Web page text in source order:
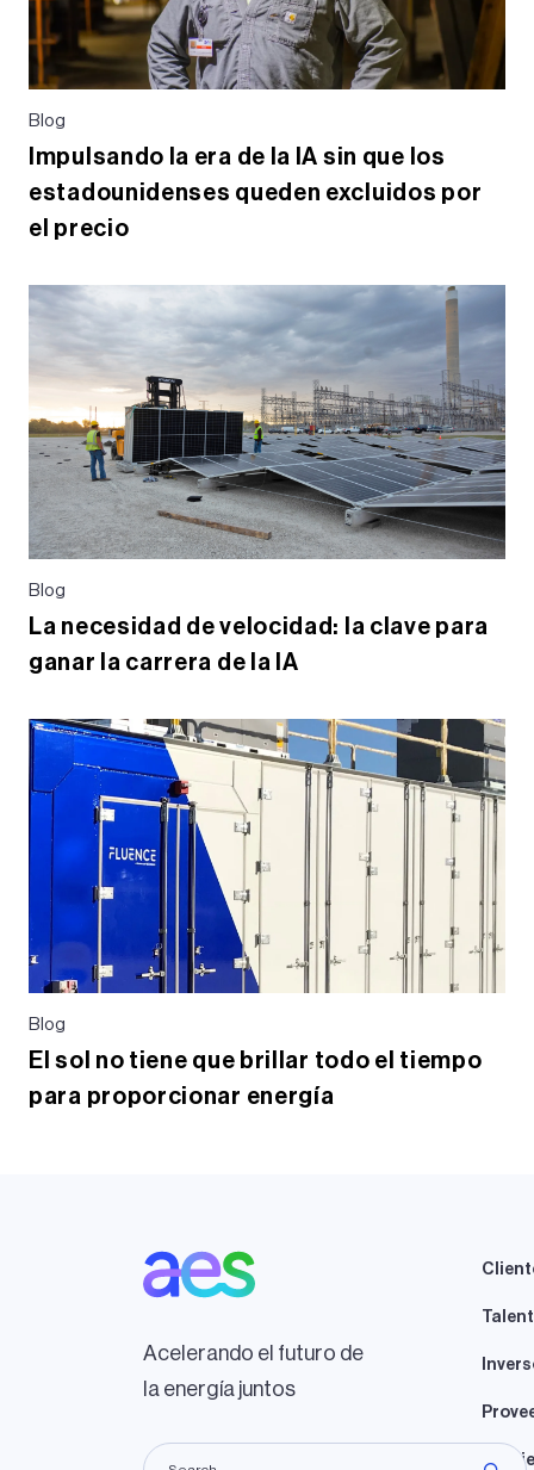
Blog
Impulsando la era de la IA sin que los
estadounidenses queden excluidos por
el precio
Blog
La necesidad de velocidad: la clave para
ganar la carrera de la IA
Blog
El sol no tiene que brillar todo el tiempo
para proporcionar energía
Acelerando el futuro de
la energía juntos